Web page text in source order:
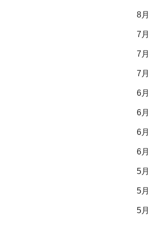
8月
7月
7月
7月
6月
6月
6月
6月
5月
5月
5月